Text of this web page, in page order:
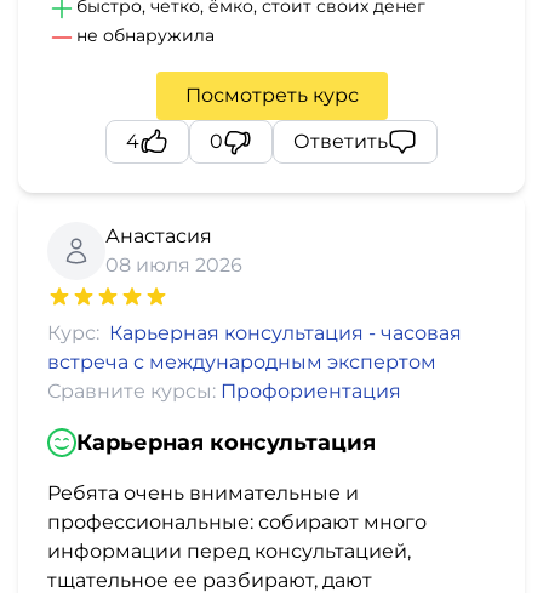
быстро, четко, ёмко, стоит своих денег
не обнаружила
Посмотреть курс
4
0 Ответить
Анастасия
08 июля 2026
Курс: Карьерная консультация - часовая
встреча с международным экспертом
Сравните курсы: Профориентация
Карьерная консультация
Ребята очень внимательные и
профессиональные: собирают много
информации перед консультацией,
тщательное ее разбирают, дают